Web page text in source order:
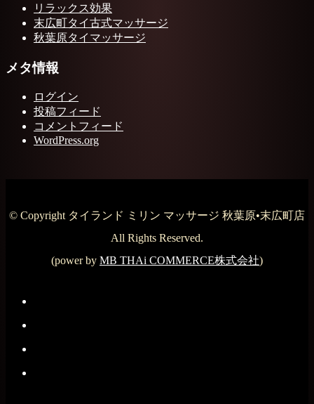
リラックス効果
末広町タイ古式マッサージ
秋葉原タイマッサージ
メタ情報
ログイン
投稿フィード
コメントフィード
WordPress.org
© Copyright タイランド ミリン マッサージ 秋葉原•末広町店
All Rights Reserved.
(power by MB THAi COMMERCE株式会社)